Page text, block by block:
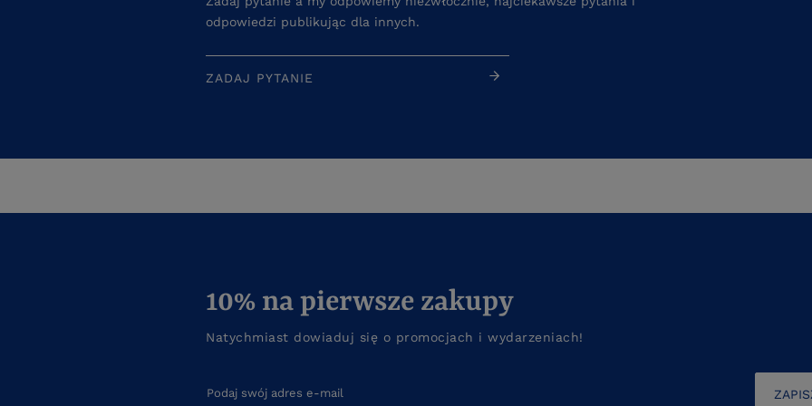
odpowiedzi publikując dla innych.
ZADAJ PYTANIE
10% na pierwsze zakupy
Natychmiast dowiaduj się o promocjach i wydarzeniach!
Podaj swój adres e-mail